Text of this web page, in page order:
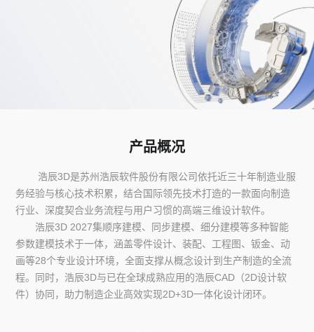
产品概况
浩辰3D是苏州浩辰软件股份有限公司依托近三十年制造业服
务经验与核心技术积累，结合国际领先技术打造的一款面向制造
行业、深度契合业务流程与用户习惯的高端三维设计软件。
浩辰3D 2027集顺序建模、同步建模、细分建模等多种智能
参数建模技术于一体，涵盖零件设计、装配、工程图、钣金、动
画等28个专业设计环境，全面支撑从概念设计到生产制造的全流
程。同时，浩辰3D与已在全球成熟应用的浩辰CAD（2D设计软
件）协同，助力制造企业高效实现2D+3D一体化设计闭环。